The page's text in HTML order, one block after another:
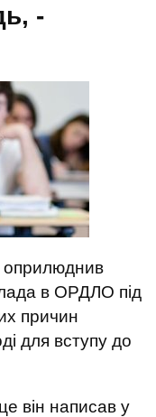
-
оприлюднив
в ОРДЛО під
причин
для вступу до
він написав у